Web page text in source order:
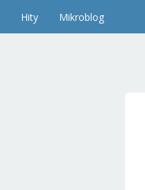
Hity Mikroblog